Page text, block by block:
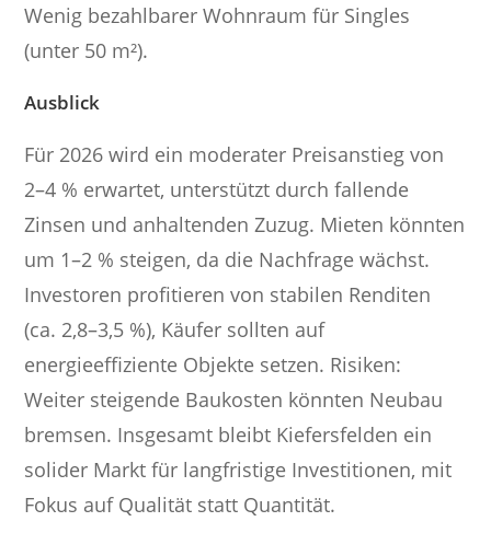
Wenig bezahlbarer Wohnraum für Singles
(unter 50 m²).
Ausblick
Für 2026 wird ein moderater Preisanstieg von
2–4 % erwartet, unterstützt durch fallende
Zinsen und anhaltenden Zuzug. Mieten könnten
um 1–2 % steigen, da die Nachfrage wächst.
Investoren profitieren von stabilen Renditen
(ca. 2,8–3,5 %), Käufer sollten auf
energieeffiziente Objekte setzen. Risiken:
Weiter steigende Baukosten könnten Neubau
bremsen. Insgesamt bleibt Kiefersfelden ein
solider Markt für langfristige Investitionen, mit
Fokus auf Qualität statt Quantität.